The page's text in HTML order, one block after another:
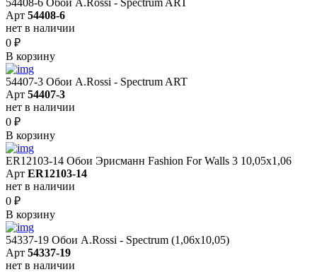
Арт 54408-6
нет в наличии
0 ₽
В корзину
54407-3 Обои A.Rossi - Spectrum ART
Арт 54407-3
нет в наличии
0 ₽
В корзину
ER12103-14 Обои Эрисманн Fashion For Walls 3 10,05x1,06
Арт ER12103-14
нет в наличии
0 ₽
В корзину
54337-19 Обои A.Rossi - Spectrum (1,06x10,05)
Арт 54337-19
нет в наличии